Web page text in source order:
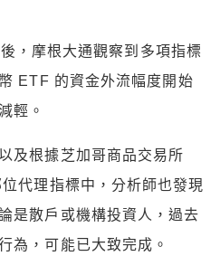
，摩根大通觀察到多項指標
ETF 的資金外流幅度開始
輕。
及根據芝加哥商品交易所
代理指標中，分析師也發現
是散戶或機構投資人，過去
為，可能已大致完成。